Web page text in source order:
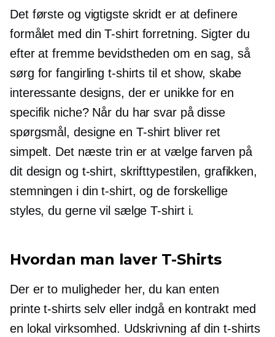
Det første og vigtigste skridt er at definere
formålet med dinT-shirtforretning. Sigter du
efter at fremme bevidstheden om en sag, så
sørg for fangirling t-shirts til et show, skabe
interessante designs, der er unikke for en
specifik niche? Når du har svar på disse
spørgsmål, designe en T-shirt bliver ret
simpelt. Det næste trin er at vælge farven på
dit design og t-shirt, skrifttypestilen, grafikken,
stemningen i dint-shirt, og de forskellige
styles, du gerne vil sælgeT-shirti.
Hvordan man laver T-Shirts
Der er to muligheder her, du kan enten
printet-shirtsselv eller indgå en kontrakt med
en lokal virksomhed. Udskrivning af din t-shirts